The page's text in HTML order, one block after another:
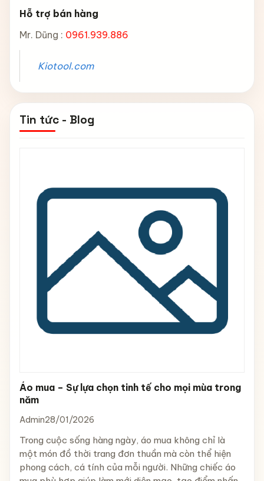
Hỗ trợ bán hàng
Mr. Dũng : 0961.939.886
Kiotool.com
Tin tức - Blog
Áo mua – Sự lựa chọn tinh tế cho mọi mùa trong
năm
Admin28/01/2026
Trong cuộc sống hàng ngày, áo mua không chỉ là
một món đồ thời trang đơn thuần mà còn thể hiện
phong cách, cá tính của mỗi người. Những chiếc áo